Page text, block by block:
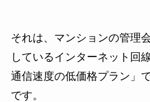
それは、マンションの管理
しているインターネット回
通信速度の低価格プラン」
です。